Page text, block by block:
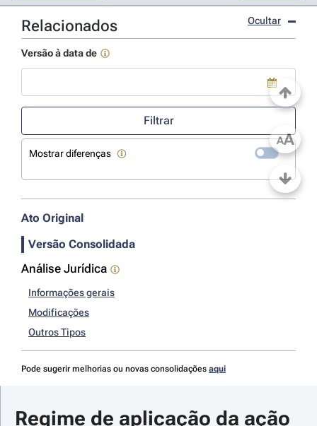
Relacionados Ocultar
Versão à data de
Use a tecla de seta para baixo para abrir o calendário; Use as
Filtrar
Mostrar diferenças
Ato Original
Versão Consolidada
Análise Jurídica
Informações gerais
Modificações
Outros Tipos
Pode sugerir melhorias ou novas consolidações aqui
Regime de aplicação da ação
AA